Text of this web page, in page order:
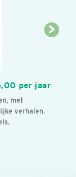
per jaar
met
verhalen.